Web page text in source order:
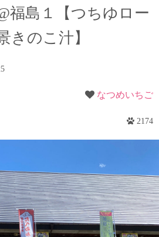
福島１【つちゆロー
きのこ汁】
なつめいちご
2174